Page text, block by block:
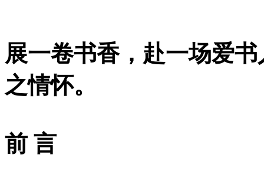
展一卷书香，赴一场爱
之情怀。
前 言